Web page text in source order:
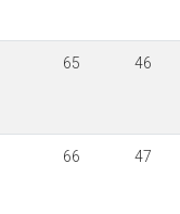
65 46
66 47